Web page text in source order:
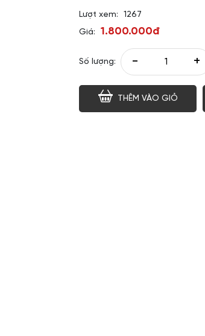
Lượt xem:
1267
Giá:
1.800.000đ
Số lượng: - +
THÊM VÀO GIỎ